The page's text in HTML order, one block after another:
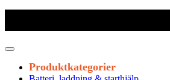
Produktkategorier